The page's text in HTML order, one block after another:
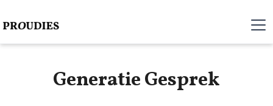
Generatie Gesprek